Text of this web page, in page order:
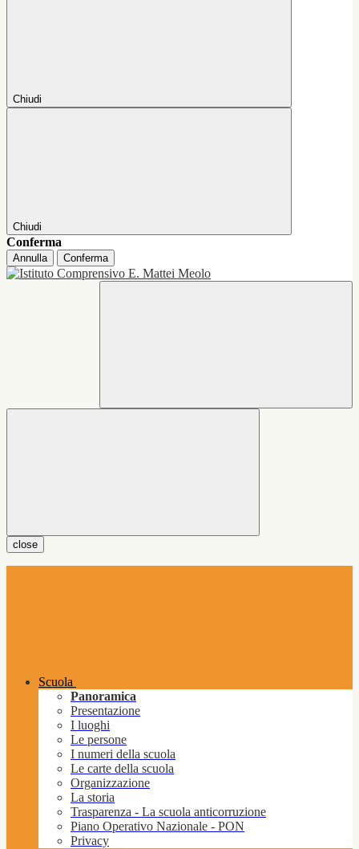
Chiudi
Chiudi
Conferma
Annulla Conferma
close
Scuola
Panoramica
Presentazione
I luoghi
Le persone
I numeri della scuola
Le carte della scuola
Organizzazione
La storia
Trasparenza - La scuola anticorruzione
Piano Operativo Nazionale - PON
Privacy